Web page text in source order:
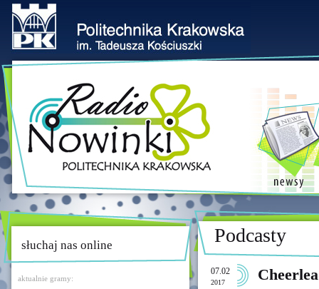
słuchaj nas online
aktualnie gramy:
Podcasty
07.02
2017